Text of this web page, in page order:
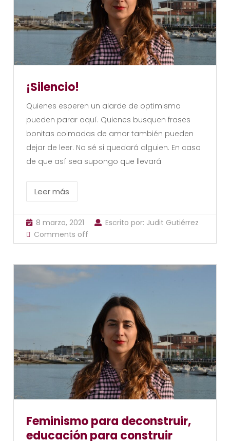
¡Silencio!
Quienes esperen un alarde de optimismo
pueden parar aquí. Quienes busquen frases
bonitas colmadas de amor también pueden
dejar de leer. No sé si quedará alguien. En caso
de que así sea supongo que llevará
Leer más
8 marzo, 2021 Escrito por: Judit Gutiérrez
Comments off
Feminismo para deconstruir,
educación para construir